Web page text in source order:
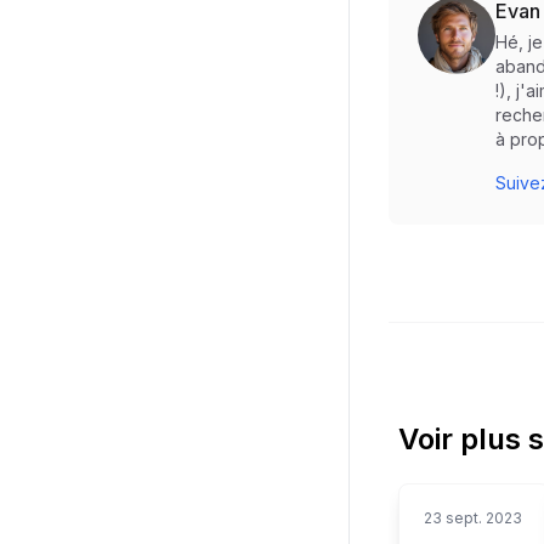
Hé,
!),
à
Voir plus
23 sept. 2023